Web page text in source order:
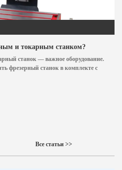
и токарным станком?
станок — важное оборудование.
фрезерный станок в комплекте с
Все статьи >>